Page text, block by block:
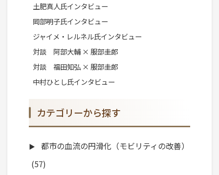
土肥真人氏インタビュー
岡部明子氏インタビュー
ジャイメ・レルネル氏インタビュー
対談 阿部大輔 × 服部圭郎
対談 福田知弘 × 服部圭郎
中村ひとし氏インタビュー
カテゴリーから探す
都市の血流の円滑化（モビリティの改善）
(57)